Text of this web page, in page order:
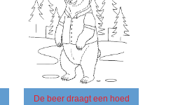
De beer draagt ​​een hoed